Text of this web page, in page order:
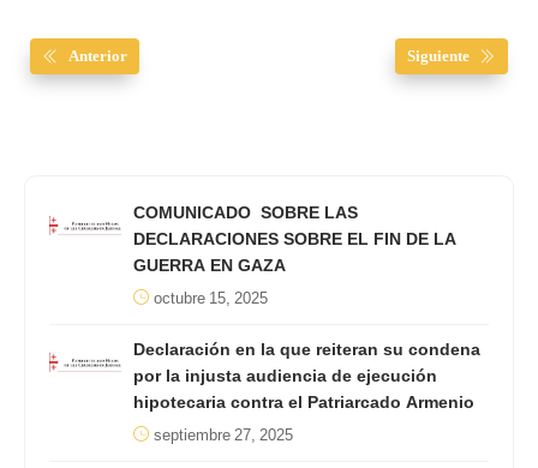
Anterior Siguiente
COMUNICADO SOBRE LAS
DECLARACIONES SOBRE EL FIN DE LA
GUERRA EN GAZA
octubre 15, 2025
Declaración en la que reiteran su condena
por la injusta audiencia de ejecución
hipotecaria contra el Patriarcado Armenio
septiembre 27, 2025